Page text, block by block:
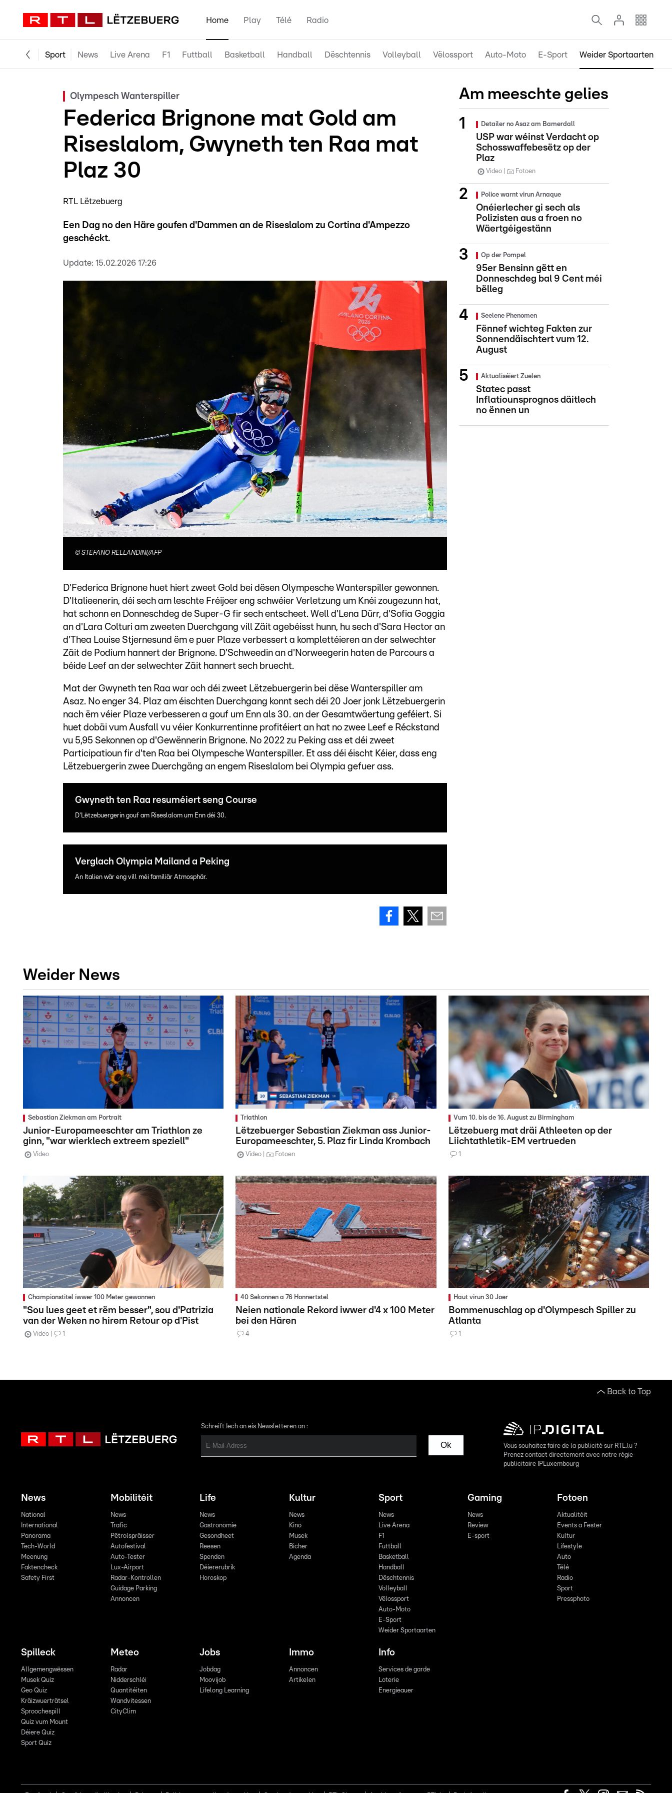
Home Play Télé Radio
Sport News Live Arena F1 Futtball Basketball Handball Dëschtennis Volleyball Vëlossport Auto-Moto E-Sport Weider Sportaarten
Olympesch Wanterspiller
Federica Brignone mat Gold am
Riseslalom, Gwyneth ten Raa mat
Plaz 30
RTL Lëtzebuerg
Een Dag no den Häre goufen d'Dammen an de Riseslalom zu Cortina d'Ampezzo
geschéckt.
Update: 15.02.2026 17:26
© STEFANO RELLANDINI/AFP
D'Federica Brignone huet hiert zweet Gold bei dësen Olympesche Wanterspiller gewonnen.
D'Italieenerin, déi sech am leschte Fréijoer eng schwéier Verletzung um Knéi zougezunn hat,
hat schonn en Donneschdeg de Super-G fir sech entscheet. Well d'Lena Dürr, d'Sofia Goggia
an d'Lara Colturi am zweeten Duerchgang vill Zäit agebéisst hunn, hu sech d'Sara Hector an
d'Thea Louise Stjernesund ëm e puer Plaze verbessert a komplettéieren an der selwechter
Zäit de Podium hannert der Brignone. D'Schweedin an d'Norweegerin haten de Parcours a
béide Leef an der selwechter Zäit hannert sech bruecht.
Mat der Gwyneth ten Raa war och déi zweet Lëtzebuergerin bei dëse Wanterspiller am
Asaz. No enger 34. Plaz am éischten Duerchgang konnt sech déi 20 Joer jonk Lëtzebuergerin
nach ëm véier Plaze verbesseren a gouf um Enn als 30. an der Gesamtwäertung geféiert. Si
huet dobäi vum Ausfall vu véier Konkurrentinne profitéiert an hat no zwee Leef e Réckstand
vu 5,95 Sekonnen op d'Gewënnerin Brignone. No 2022 zu Peking ass et déi zweet
Participatioun fir d'ten Raa bei Olympesche Wanterspiller. Et ass déi éischt Kéier, dass eng
Lëtzebuergerin zwee Duerchgäng an engem Riseslalom bei Olympia gefuer ass.
Gwyneth ten Raa resuméiert seng Course
D'Lëtzebuergerin gouf am Riseslalom um Enn déi 30.
Verglach Olympia Mailand a Peking
An Italien wär eng vill méi familiär Atmosphär.
Am meeschte gelies
Detailer no Asaz am Bamerdall
USP war wéinst Verdacht op
Schosswaffebesëtz op der
Plaz
Video Fotoen
Police warnt virun Arnaque
Onéierlecher gi sech als
Polizisten aus a froen no
Wäertgéigestänn
Op der Pompel
95er Bensinn gëtt en
Donneschdeg bal 9 Cent méi
bëlleg
Seelene Phenomen
Fënnef wichteg Fakten zur
Sonnendäischtert vum 12.
August
Aktualiséiert Zuelen
Statec passt
Inflatiounsprognos däitlech
no ënnen un
Weider News
Sebastian Ziekman am Portrait
Junior-Europameeschter am Triathlon ze
ginn, "war wierklech extreem speziell"
Video
Triathlon
Lëtzebuerger Sebastian Ziekman ass Junior-
Europameeschter, 5. Plaz fir Linda Krombach
Video Fotoen
Vum 10. bis de 16. August zu Birmingham
Lëtzebuerg mat dräi Athleeten op der
Liichtathletik-EM vertrueden
1
Championstitel iwwer 100 Meter gewonnen
"Sou lues geet et rëm besser", sou d'Patrizia
van der Weken no hirem Retour op d'Pist
Video 1
40 Sekonnen a 76 Honnertstel
Neien nationale Rekord iwwer d'4 x 100 Meter
bei den Hären
4
Haut virun 30 Joer
Bommenuschlag op d'Olympesch Spiller zu
Atlanta
1
Back to Top
Schreift Iech an eis Newsletteren an :
Ok
Vous souhaitez faire de la publicité sur RTL.lu ?
Prenez contact directement avec notre régie
publicitaire IPLuxembourg
News
National
International
Panorama
Tech-World
Meenung
Faktencheck
Safety First
Mobilitéit
News
Trafic
Pëtrolspräisser
Autofestival
Auto-Tester
Lux-Airport
Radar-Kontrollen
Guidage Parking
Annoncen
Life
News
Gastronomie
Gesondheet
Reesen
Spenden
Déiererubrik
Horoskop
Kultur
News
Kino
Musek
Bicher
Agenda
Sport
News
Live Arena
F1
Futtball
Basketball
Handball
Dëschtennis
Volleyball
Vëlossport
Auto-Moto
E-Sport
Weider Sportaarten
Gaming
News
Review
E-sport
Fotoen
Aktualitéit
Events a Fester
Kultur
Lifestyle
Auto
Télé
Radio
Sport
Pressphoto
Spilleck
Allgemengwëssen
Musek Quiz
Geo Quiz
Kräizwuerträtsel
Sproochespill
Quiz vum Mount
Déiere Quiz
Sport Quiz
Meteo
Radar
Nidderschléi
Quantitéiten
Wandvitessen
CityClim
Jobs
Jobdag
Moovijob
Lifelong Learning
Immo
Annoncen
Artikelen
Info
Services de garde
Loterie
Energieauer